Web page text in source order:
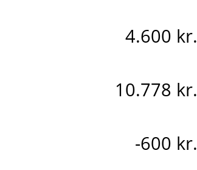
4.600 kr.
10.778 kr.
-600 kr.